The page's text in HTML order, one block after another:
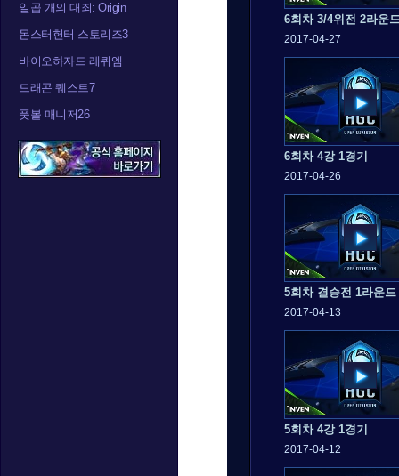
일곱 개의 대죄: Origin
몬스터헌터 스토리즈3
바이오하자드 레퀴엠
드래곤 퀘스트7
풋볼 매니저26
6회차 3/4위전 2라운
2017-04-27
6회차 4강 1경기
2017-04-26
5회차 결승전 1라운드
2017-04-13
5회차 4강 1경기
2017-04-12